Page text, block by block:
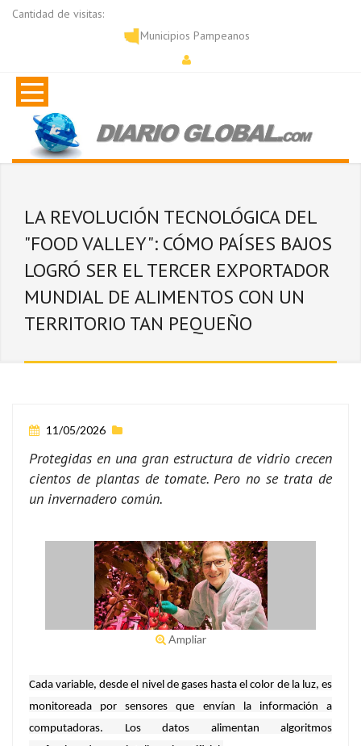
Cantidad de visitas:
Municipios Pampeanos
LA REVOLUCIÓN TECNOLÓGICA DEL
"FOOD VALLEY": CÓMO PAÍSES BAJOS
LOGRÓ SER EL TERCER EXPORTADOR
MUNDIAL DE ALIMENTOS CON UN
TERRITORIO TAN PEQUEÑO
11/05/2026
Protegidas en una gran estructura de vidrio crecen
cientos de plantas de tomate. Pero no se trata de
un invernadero común.
Ampliar
Cada variable, desde el nivel de gases hasta el color de la luz, es
monitoreada por sensores que envían la información a
computadoras. Los datos alimentan algoritmos